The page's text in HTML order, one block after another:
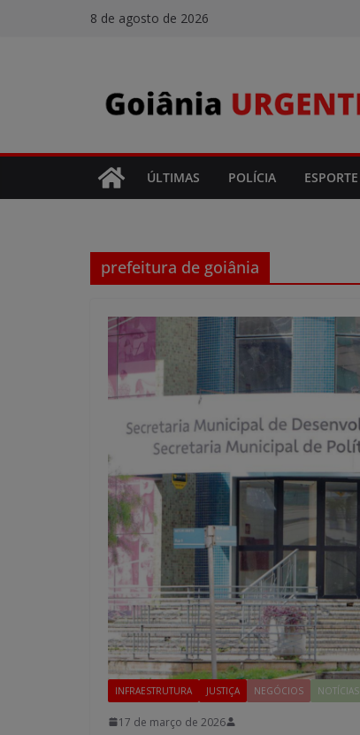
8 de agosto de 2026
ÚLTIMAS POLÍCIA ESPORTE
prefeitura de goiânia
INFRAESTRUTURA JUSTIÇA NEGÓCIOS NOTÍCIAS
17 de março de 2026